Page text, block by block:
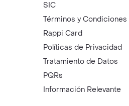
SIC
Términos y Condiciones
Rappi Card
Políticas de Privacidad
Tratamiento de Datos
PQRs
Información Relevante